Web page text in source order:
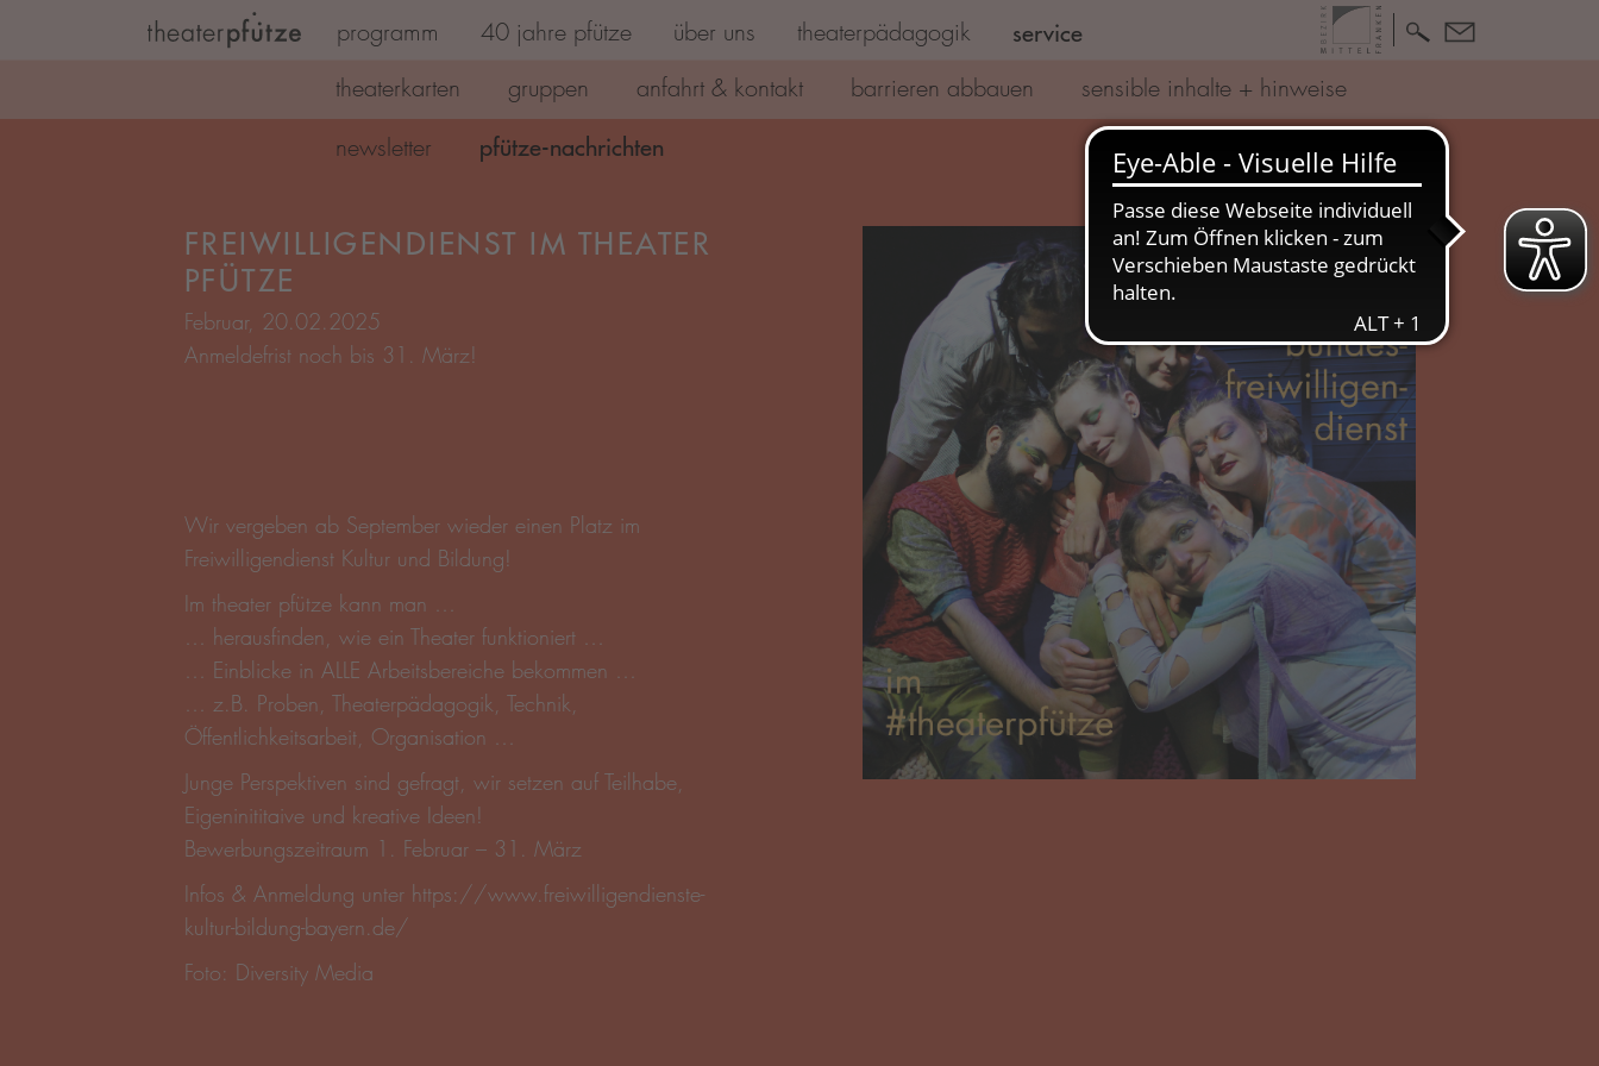
programm 40 jahre pfütze über uns theaterpädagogik
service
theaterkarten
gruppen anfahrt & kontakt barrieren abbauen
sensible inhalte + hinweise
newsletter
pfütze-nachrichten
Februar, 20.02.2025
Anmeldefrist noch bis 31. März!
https://www.freiwilligendienste-
kultur-bildung-bayern.de/